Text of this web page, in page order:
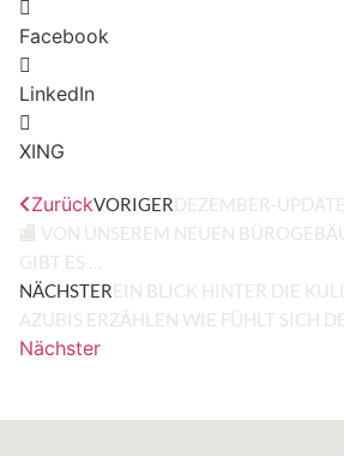
Facebook
LinkedIn
XING
ZurückVORIGERDEZEMBER-
🏬 VON UNSEREM NEUEN
GIBT ES …
NÄCHSTEREIN BLICK HINTER DIE
AZUBIS ERZÄHLEN WIE FÜHLT SICH
Nächster